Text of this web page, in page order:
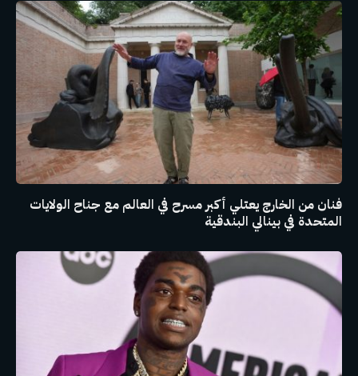
فنان من الخارج يعتلي أكبر مسرح في العالم مع جناح الولايات
المتحدة في بينالي البندقية